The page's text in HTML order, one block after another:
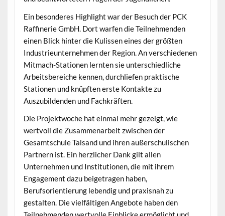
Ein besonderes Highlight war der Besuch der PCK
Raffinerie GmbH. Dort warfen die Teilnehmenden
einen Blick hinter die Kulissen eines der größten
Industrieunternehmen der Region. An verschiedenen
Mitmach-Stationen lernten sie unterschiedliche
Arbeitsbereiche kennen, durchliefen praktische
Stationen und knüpften erste Kontakte zu
Auszubildenden und Fachkräften.
Die Projektwoche hat einmal mehr gezeigt, wie
wertvoll die Zusammenarbeit zwischen der
Gesamtschule Talsand und ihren außerschulischen
Partnern ist. Ein herzlicher Dank gilt allen
Unternehmen und Institutionen, die mit ihrem
Engagement dazu beigetragen haben,
Berufsorientierung lebendig und praxisnah zu
gestalten. Die vielfältigen Angebote haben den